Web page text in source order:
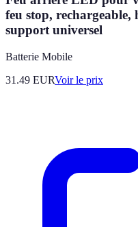
feu stop, rechargeable,
support universel
Batterie Mobile
31.49 EURVoir le prix